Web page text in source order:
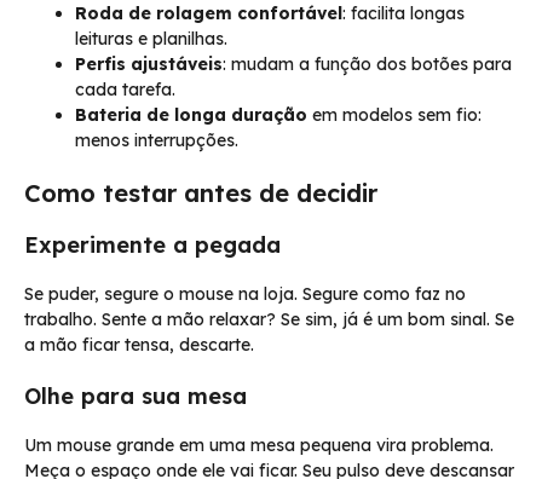
Roda de rolagem confortável: facilita longas
leituras e planilhas.
Perfis ajustáveis: mudam a função dos botões para
cada tarefa.
Bateria de longa duração em modelos sem fio:
menos interrupções.
Como testar antes de decidir
Experimente a pegada
Se puder, segure o mouse na loja. Segure como faz no
trabalho. Sente a mão relaxar? Se sim, já é um bom sinal. Se
a mão ficar tensa, descarte.
Olhe para sua mesa
Um mouse grande em uma mesa pequena vira problema.
Meça o espaço onde ele vai ficar. Seu pulso deve descansar